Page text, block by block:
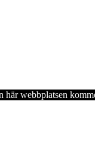
webbplatsen